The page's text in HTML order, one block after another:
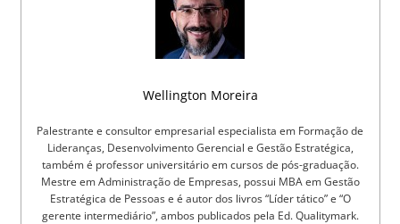
Wellington Moreira
Palestrante e consultor empresarial especialista em Formação de
Lideranças, Desenvolvimento Gerencial e Gestão Estratégica,
também é professor universitário em cursos de pós-graduação.
Mestre em Administração de Empresas, possui MBA em Gestão
Estratégica de Pessoas e é autor dos livros “Líder tático” e “O
gerente intermediário”, ambos publicados pela Ed. Qualitymark.